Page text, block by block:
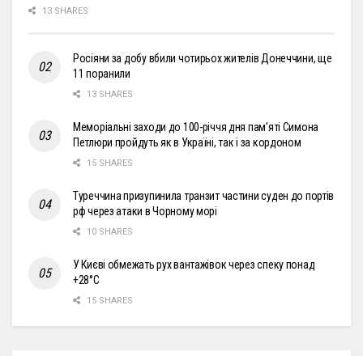
13 SHARES
Росіяни за добу вбили чотирьох жителів Донеччини, ще
11 поранили
13 SHARES
Меморіальні заходи до 100-річчя дня пам’яті Симона
Петлюри пройдуть як в Україні, так і за кордоном
15 SHARES
Туреччина призупинила транзит частини суден до портів
рф через атаки в Чорному морі
10 SHARES
У Києві обмежать рух вантажівок через спеку понад
+28°С
15 SHARES